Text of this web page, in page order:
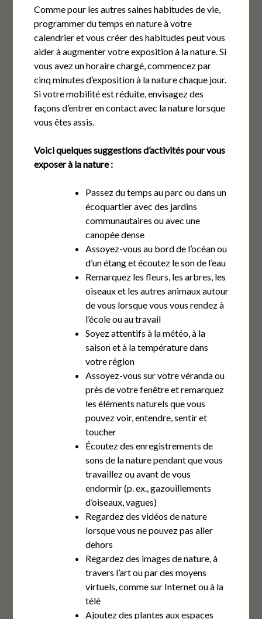
Comme pour les autres saines habitudes de vie,
programmer du temps en nature à votre
calendrier et vous créer des habitudes peut vous
aider à augmenter votre exposition à la nature. Si
vous avez un horaire chargé, commencez par
cinq minutes d’exposition à la nature chaque jour.
Si votre mobilité est réduite, envisagez des
façons d’entrer en contact avec la nature lorsque
vous êtes assis.
Voici quelques suggestions d’activités pour vous
exposer à la nature :
Passez du temps au parc ou dans un
écoquartier avec des jardins
communautaires ou avec une
canopée dense
Assoyez-vous au bord de l’océan ou
d’un étang et écoutez le son de l’eau
Remarquez les fleurs, les arbres, les
oiseaux et les autres animaux autour
de vous lorsque vous vous rendez à
l’école ou au travail
Soyez attentifs à la météo, à la
saison et à la température dans
votre région
Assoyez-vous sur votre véranda ou
près de votre fenêtre et remarquez
les éléments naturels que vous
pouvez voir, entendre, sentir et
toucher
Écoutez des enregistrements de
sons de la nature pendant que vous
travaillez ou avant de vous
endormir (p. ex., gazouillements
d’oiseaux, vagues)
Regardez des vidéos de nature
lorsque vous ne pouvez pas aller
dehors
Regardez des images de nature, à
travers l’art ou par des moyens
virtuels, comme sur Internet ou à la
télé
Ajoutez des plantes aux espaces